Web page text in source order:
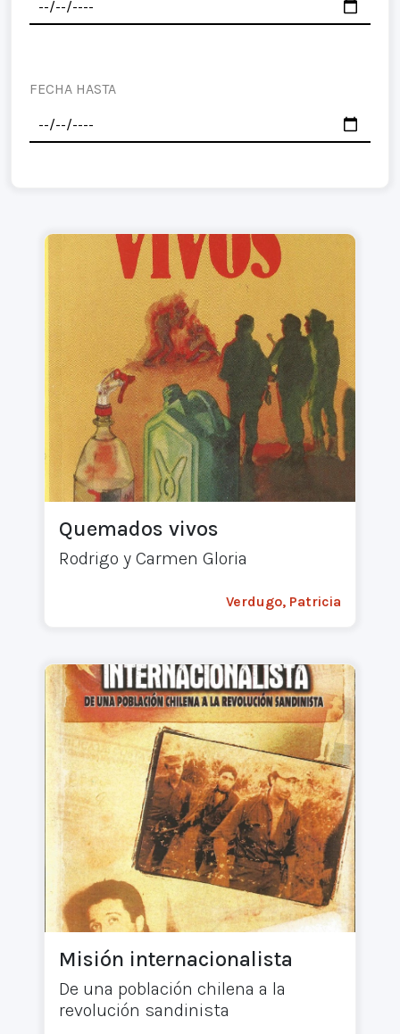
FECHA HASTA
Quemados vivos
Rodrigo y Carmen Gloria
Verdugo, Patricia
Misión internacionalista
De una población chilena a la
revolución sandinista